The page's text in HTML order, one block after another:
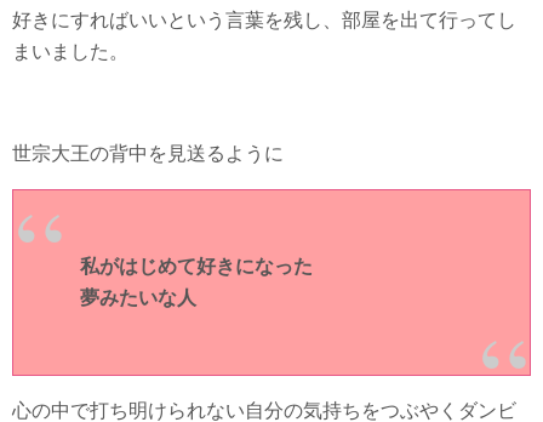
好きにすればいいという言葉を残し、部屋を出て行ってし
まいました。
世宗大王の背中を見送るように
私がはじめて好きになった
夢みたいな人
心の中で打ち明けられない自分の気持ちをつぶやくダンビ